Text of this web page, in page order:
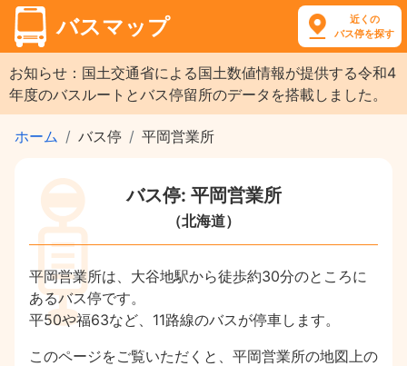
バスマップ
近くの
バス停を探す
お知らせ：国土交通省による国土数値情報が提供する令和4
年度のバスルートとバス停留所のデータを搭載しました。
ホーム バス停 平岡営業所
バス停: 平岡営業所
（北海道）
平岡営業所は、大谷地駅から徒歩約30分のところに
あるバス停です。
平50や福63など、11路線のバスが停車します。
このページをご覧いただくと、平岡営業所の地図上の